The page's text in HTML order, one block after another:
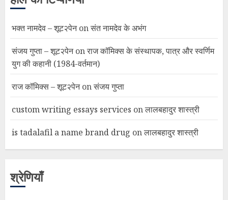
भक्त नामदेव – शूट२पेनonसंत नामदेव के अभंग
संजय गुप्ता – शूट२पेनonराज कॉमिक्स के संस्थापक, पात्र और स्वर्णिम
युग की कहानी (1984-वर्तमान)
राज कॉमिक्स – शूट२पेनonसंजय गुप्ता
custom writing essays services onलालबहादुर शास्त्री
is tadalafil a name brand drug onलालबहादुर शास्त्री
श्रेणियाँ